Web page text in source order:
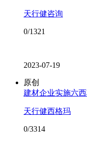
天行健咨询
0/1321
2023-07-19
原创
建材企业实施六
天行健西格玛
0/3314